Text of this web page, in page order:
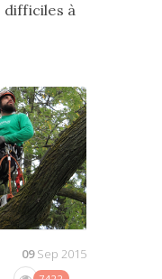
difficiles à
09Sep 2015